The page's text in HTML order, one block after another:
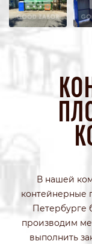
В нашей
контейнерные
Петербурге
производим
выполнить